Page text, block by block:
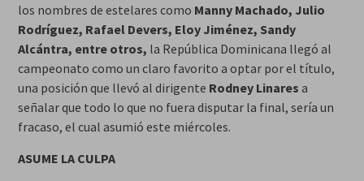
los nombres de estelares como Manny Machado, Julio
Rodríguez, Rafael Devers, Eloy Jiménez, Sandy
Alcántra, entre otros, la República Dominicana llegó al
campeonato como un claro favorito a optar por el título,
una posición que llevó al dirigente Rodney Linares a
señalar que todo lo que no fuera disputar la final, sería un
fracaso, el cual asumió este miércoles.
ASUME LA CULPA